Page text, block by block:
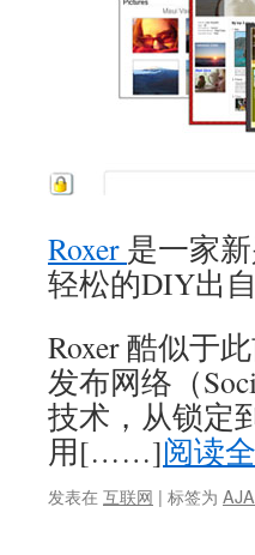
Roxer 是一家
轻松的DIY出
Roxer 酷似于
发布网络（
技术，从锁定
用[……]阅读
发表在 互联网 | 标签为